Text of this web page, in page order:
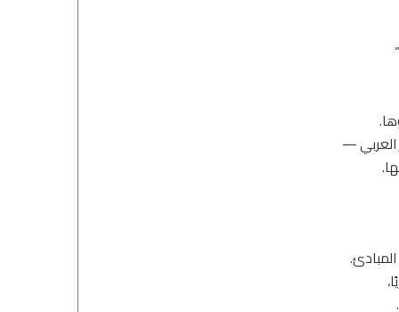
العربي —